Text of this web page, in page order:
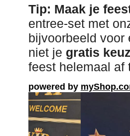
Tip: Maak je
entree-set met
bijvoorbeeld voor
niet je gratis
feest helemaal af
powered by